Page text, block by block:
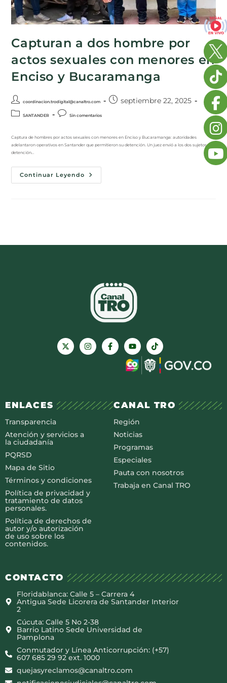
Capturan a dos hombre por
actos sexuales con menores en
Enciso y Bucaramanga
coordinacion.trodigital@canaltro.com septiembre 22, 2025
SANTANDER Sin comentarios
Captura de hombres por actos sexuales con menores en Enciso y Bucaramanga: autoridades
adelantaron operativos en Santander que permitieron su detención. Un juez envió a los dos sujetos a
detención…
Continuar Leyendo
ENLACES
Transparencia
Atención y servicios a
la ciudadanía
PQRSD
Mapa de Sitio
Términos y condiciones
Política de privacidad y
tratamiento de datos
personales.
Política de derechos de
autor y/o autorización
de uso sobre los
contenidos.
CANAL TRO
Región
Noticias
Programas
Especiales
Pauta con nosotros
Trabaja en Canal TRO
CONTACTO
Floridablanca: Calle 5 – Carrera 4
Antigua Sede Licorera de Santander Interior
2
Cúcuta: Calle 5 No 2-38
Barrio Latino Sede Universidad de
Pamplona
Conmutador y Línea Anticorrupción: (+57)
607 685 29 92 ext. 1000
quejasyreclamos@canaltro.com